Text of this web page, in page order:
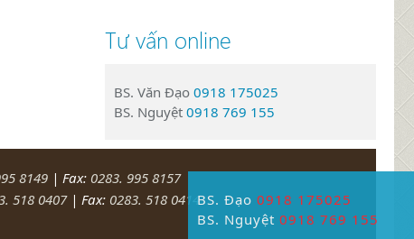
Tư vấn online
BS. Văn Đạo 0918 175025
BS. Nguyệt 0918 769 155
8149 | Fax: 0283. 995 8157
518 0407| Fax: 0283. 518 0414BS. Đạo 0918 175025
BS. Nguyệt 0918 769 155